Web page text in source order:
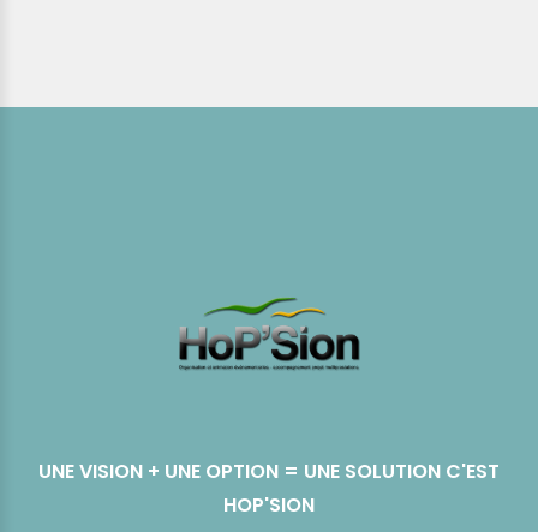
UNE VISION + UNE OPTION = UNE SOLUTION C'EST
HOP'SION